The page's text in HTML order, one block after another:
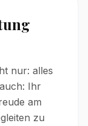
nur: alles
Ihr
am
zu